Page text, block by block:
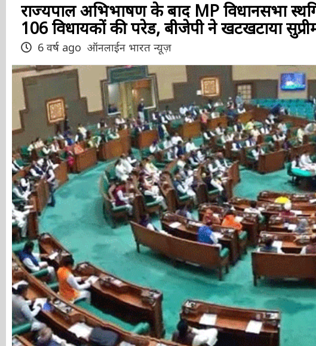
राज्यपाल अभिभाषण के बाद MP विधानसभा
कराई 106 विधायकों की परेड, बीजेपी ने खटखटाया
6 वर्ष ago ऑनलाईन भारत न्यूज़